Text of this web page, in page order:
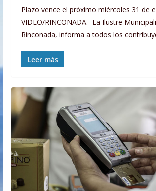
Plazo vence el próximo miércoles 31 de
VIDEO/RINCONADA.- La Ilustre
Rinconada, informa a todos los
Leer más